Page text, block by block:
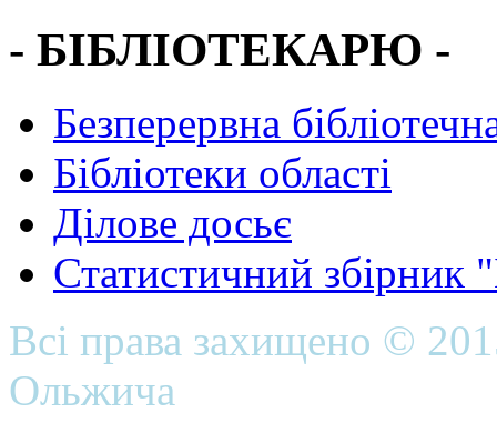
- БІБЛІОТЕКАРЮ -
Безперервна
Бібліотеки області
Ділове досьє
Статистичний
Всі права захищено ©
Ольжича